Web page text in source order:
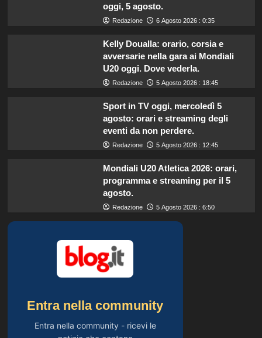
oggi, 5 agosto.
Redazione 6 Agosto 2026 : 0:35
Kelly Doualla: orario, corsia e
avversarie nella gara ai Mondiali
U20 oggi. Dove vederla.
Redazione 5 Agosto 2026 : 18:45
Sport in TV oggi, mercoledì 5
agosto: orari e streaming degli
eventi da non perdere.
Redazione 5 Agosto 2026 : 12:45
Mondiali U20 Atletica 2026: orari,
programma e streaming per il 5
agosto.
Redazione 5 Agosto 2026 : 6:50
Entra nella community
Entra nella community - ricevi le